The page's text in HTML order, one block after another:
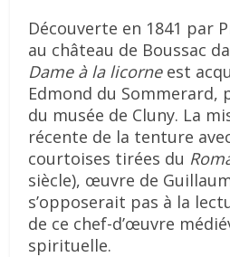
Découverte en 1841 par
au château de Boussac
Dame à la licorneest
Edmond du
du musée de Cluny. La
récente de la tenture
courtoises tirées du
siècle), œuvre de
s’opposerait pas à la
de ce chef-d’œuvre
spirituelle.